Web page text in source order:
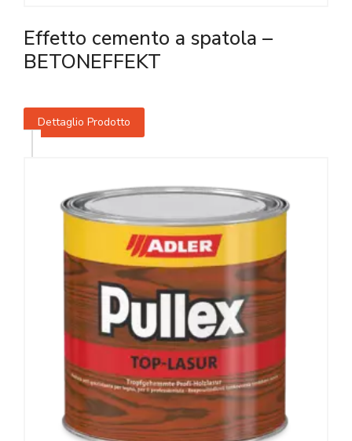
Effetto cemento a spatola –
BETONEFFEKT
Dettaglio Prodotto